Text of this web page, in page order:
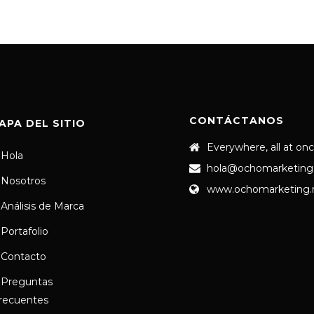
DEL SITIO
Hola
Nosotros
Análisis de Marca
Portafolio
Contacto
Preguntas
CONTÁCTANOS
Everywhere, all at